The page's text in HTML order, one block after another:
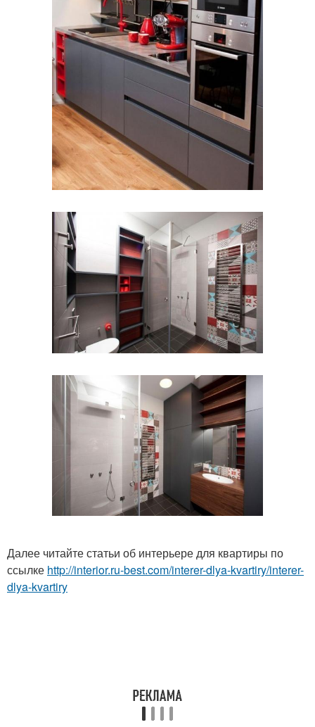
Далее читайте статьи об интерьере для квартиры по
ссылке http://interior.ru-best.com/interer-dlya-kvartiry/interer-
dlya-kvartiry